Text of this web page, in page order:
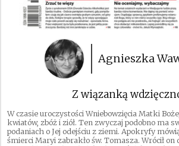
Agnieszka
Z wiązanką
W czasie uroczystości Wniebowzięcia Matki
kwiatów, zbóż i ziół. Ten zwyczaj podobno ma
podaniach o Jej odejściu z ziemi. Apokryfy
śmierci Maryi zabrakło św. Tomasza. Wrócił on